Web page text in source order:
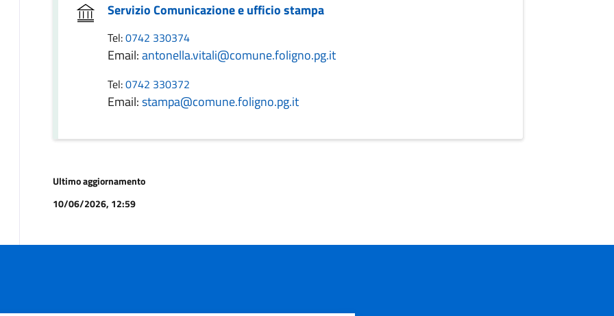
Servizio Comunicazione e ufficio stampa
Tel:0742 330374
Email:antonella.vitali@comune.foligno.pg.it
Tel:0742 330372
Email:stampa@comune.foligno.pg.it
Ultimo aggiornamento
10/06/2026, 12:59